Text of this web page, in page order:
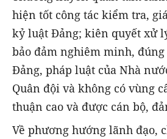
hiện tốt công tác kiểm tra,
kỷ luật Đảng; kiên quyết xử
bảo đảm nghiêm minh,
Đảng, pháp luật của Nhà
Quân đội và không có vùng
thuận cao và được cán bộ,
Về phương hướng lãnh đạo,